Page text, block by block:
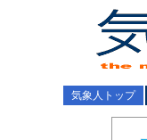
気象人トップ